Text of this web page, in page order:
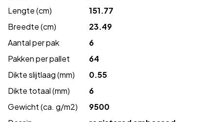
Lengte (cm)
151.77
Breedte (cm)
23.49
Aantal per pak
6
Pakken per pallet
64
Dikte slijtlaag (mm)
0.55
Dikte totaal (mm)
6
Gewicht (ca. g/m2)
9500